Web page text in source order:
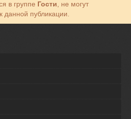
в группе Гости, не могут
данной публикации.